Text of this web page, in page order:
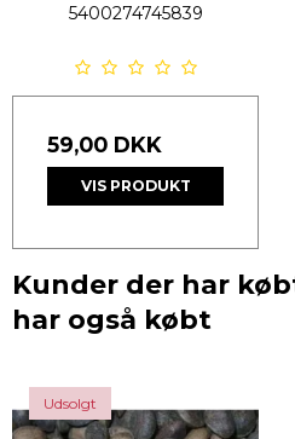
5400274745839
59,00 DKK
VIS PRODUKT
Kunder der har
har også købt
Udsolgt